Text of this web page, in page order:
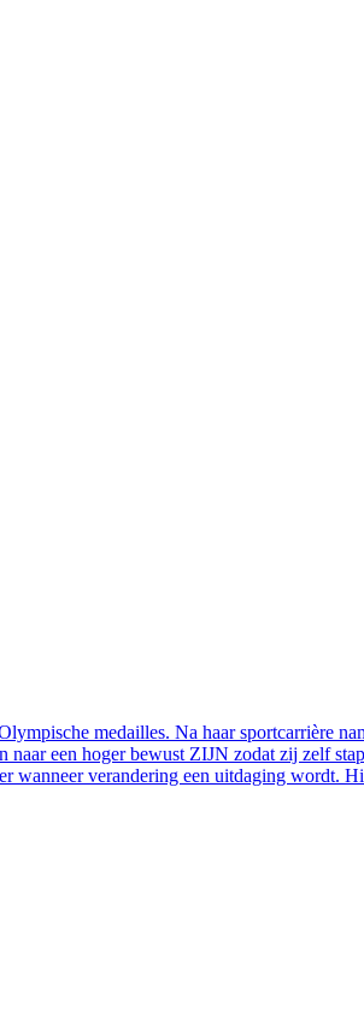
medailles. Na haar sportcarrière
een hoger bewust ZIJN zodat zij zelf
wanneer verandering een uitdaging wordt.